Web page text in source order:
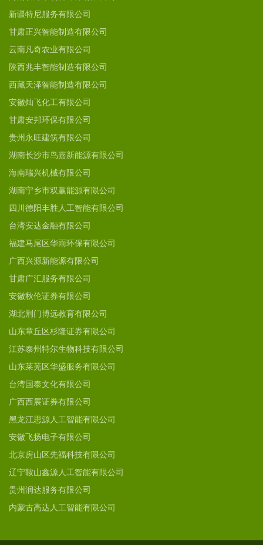
新疆特尼服务有限公司
甘肃正兴智能制造有限公司
云南凡奇农业有限公司
陕西兆丰智能制造有限公司
西藏天泽智能制造有限公司
安徽灿飞化工有限公司
甘肃安邦环保有限公司
贵州永旺建筑有限公司
湖南长沙市鸟嘉新能源有限公司
海南瑞兴机械有限公司
湖南宁乡市双赢能源有限公司
四川德阳丰胜人工智能有限公司
台湾安达金融有限公司
福建马尾区华雨环保有限公司
广西兴源新能源有限公司
甘肃广汇服务有限公司
安徽秋伦证券有限公司
湖北荆门博远教育有限公司
山东章丘区杉隆证券有限公司
江苏泰州特尔生物科技有限公司
山东莱芜区华盛服务有限公司
台湾国泰文化有限公司
广西西展证券有限公司
黑龙江思源人工智能有限公司
安徽飞扬电子有限公司
北京房山区先福科技有限公司
辽宁鞍山鑫源人工智能有限公司
贵州润达服务有限公司
内蒙古高达人工智能有限公司